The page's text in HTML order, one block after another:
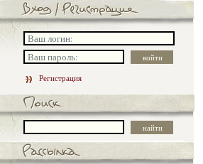
Регистрация